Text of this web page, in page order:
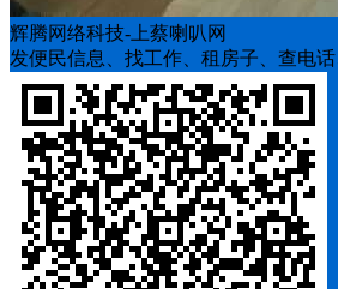
辉腾网络科技-上蔡喇叭网
发便民信息、找工作、租房子、查电话